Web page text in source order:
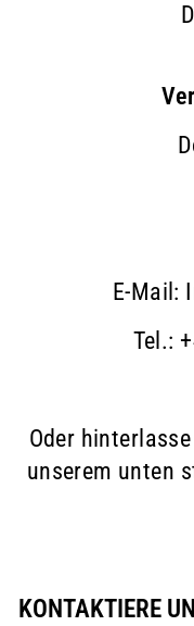
E-Mail:
Tel.:
Oder
unserem unten
KONTAKTIERE